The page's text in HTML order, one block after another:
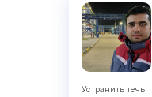
Устранить течь